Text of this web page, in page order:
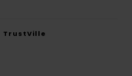
TrustVille